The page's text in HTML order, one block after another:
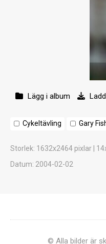
Lägg i album
Cykeltävling Gary
Storlek: 1632x2464 pixlar |
Datum: 2004-02-02
© Alla bilder är